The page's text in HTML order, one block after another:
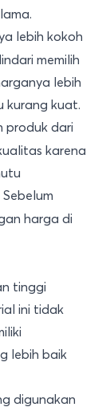
lebih kokoh
memilih
lebih
kurang kuat.
produk dari
karena
Sebelum
harga di
tinggi
ini tidak
lebih baik
digunakan